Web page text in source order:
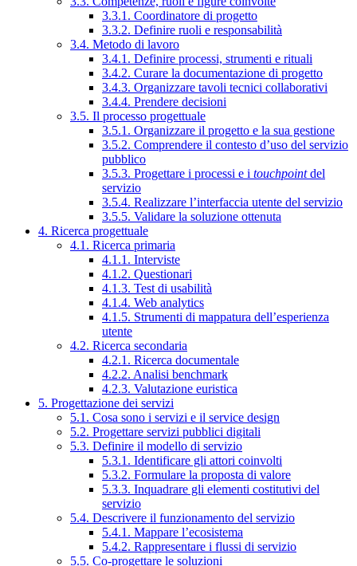
3.3.1. Coordinatore di progetto
3.3.2. Definire ruoli e responsabilità
3.4. Metodo di lavoro
3.4.1. Definire processi, strumenti e rituali
3.4.2. Curare la documentazione di progetto
3.4.3. Organizzare tavoli tecnici collaborativi
3.4.4. Prendere decisioni
3.5. Il processo progettuale
3.5.1. Organizzare il progetto e la sua gestione
3.5.2. Comprendere il contesto d’uso del servizio
pubblico
3.5.3. Progettare i processi e i touchpointdel
servizio
3.5.4. Realizzare l’interfaccia utente del servizio
3.5.5. Validare la soluzione ottenuta
4. Ricerca progettuale
4.1. Ricerca primaria
4.1.1. Interviste
4.1.2. Questionari
4.1.3. Test di usabilità
4.1.4. Web analytics
4.1.5. Strumenti di mappatura dell’esperienza
utente
4.2. Ricerca secondaria
4.2.1. Ricerca documentale
4.2.2. Analisi benchmark
4.2.3. Valutazione euristica
5. Progettazione dei servizi
5.1. Cosa sono i servizi e il service design
5.2. Progettare servizi pubblici digitali
5.3. Definire il modello di servizio
5.3.1. Identificare gli attori coinvolti
5.3.2. Formulare la proposta di valore
5.3.3. Inquadrare gli elementi costitutivi del
servizio
5.4. Descrivere il funzionamento del servizio
5.4.1. Mappare l’ecosistema
5.4.2. Rappresentare i flussi di servizio
5.5. Co-progettare le soluzioni